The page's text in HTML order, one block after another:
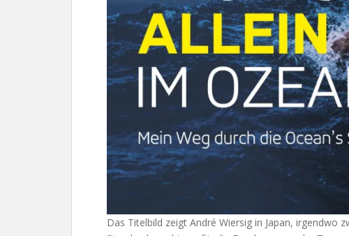
Das Titelbild zeigt André Wiersig in Japan, irgendwo